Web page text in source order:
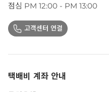
점심 PM 12:00 - PM 13:00
고객센터 연결
택배비 계좌 안내